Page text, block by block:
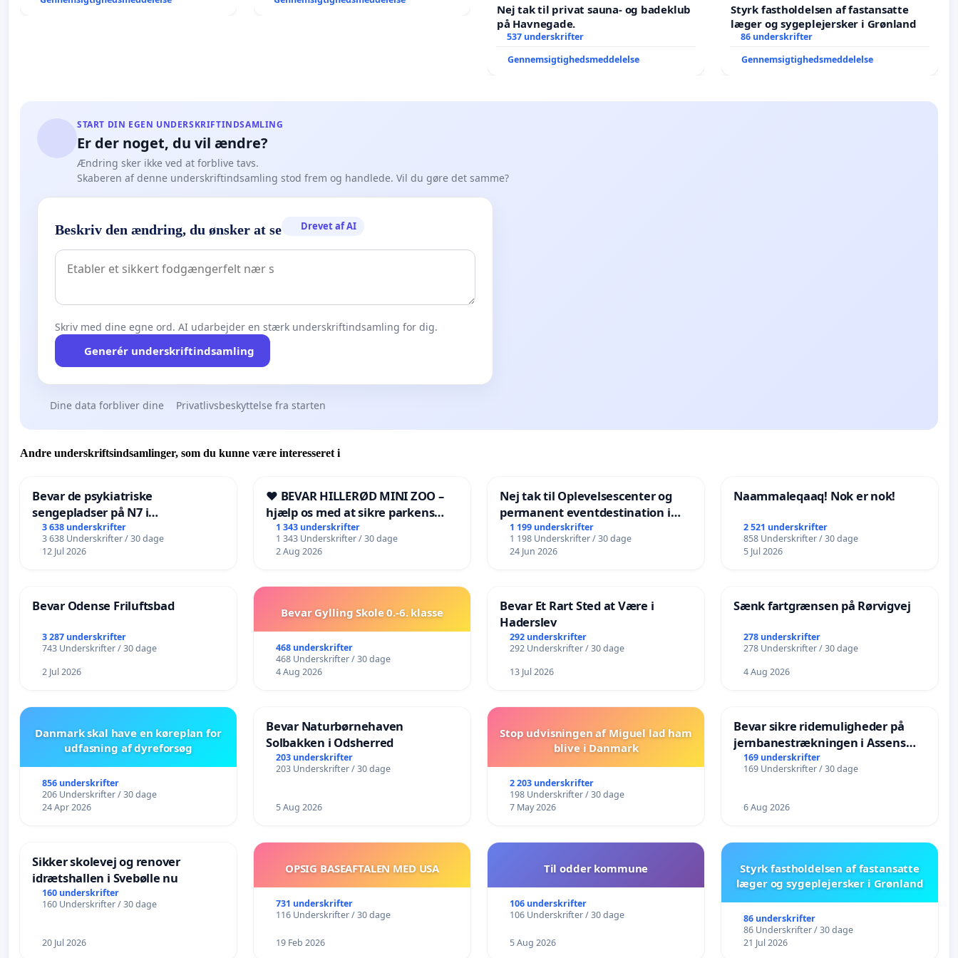
Nej tak til privat sauna- og badeklub
på Havnegade.
537 underskrifter
Gennemsigtighedsmeddelelse
Styrk fastholdelsen af fastansatte
læger og sygeplejersker i Grønland
86 underskrifter
Gennemsigtighedsmeddelelse
START DIN EGEN UNDERSKRIFTINDSAMLING
Er der noget, du vil ændre?
Ændring sker ikke ved at forblive tavs.
Skaberen af denne underskriftindsamling stod frem og handlede. Vil du gøre det samme?
Beskriv den ændring, du ønsker at se Drevet af AI
Skriv med dine egne ord. AI udarbejder en stærk underskriftindsamling for dig.
Generér underskriftindsamling
Dine data forbliver dine Privatlivsbeskyttelse fra starten
Andre underskriftsindsamlinger, som du kunne være interesseret i
Bevar de psykiatriske
sengepladser på N7 i
Frederikshavn
3 638 underskrifter
3 638 Underskrifter / 30 dage
12 Jul 2026
❤️ BEVAR HILLERØD MINI ZOO –
hjælp os med at sikre parkens
fremtid ❤️
1 343 underskrifter
1 343 Underskrifter / 30 dage
2 Aug 2026
Nej tak til Oplevelsescenter og
permanent eventdestination i
Vejby - Ja tak til et levende
lokalområde i balance
1 199 underskrifter
1 198 Underskrifter / 30 dage
24 Jun 2026
Naammaleqaaq! Nok er nok!
2 521 underskrifter
858 Underskrifter / 30 dage
5 Jul 2026
Bevar Odense Friluftsbad
3 287 underskrifter
743 Underskrifter / 30 dage
2 Jul 2026
Bevar Gylling Skole 0.-6. klasse
468 underskrifter
468 Underskrifter / 30 dage
4 Aug 2026
Bevar Et Rart Sted at Være i
Haderslev
292 underskrifter
292 Underskrifter / 30 dage
13 Jul 2026
Sænk fartgrænsen på Rørvigvej
278 underskrifter
278 Underskrifter / 30 dage
4 Aug 2026
Danmark skal have en køreplan for
udfasning af dyreforsøg
856 underskrifter
206 Underskrifter / 30 dage
24 Apr 2026
Bevar Naturbørnehaven
Solbakken i Odsherred
203 underskrifter
203 Underskrifter / 30 dage
5 Aug 2026
Stop udvisningen af Miguel lad ham
blive i Danmark
2 203 underskrifter
198 Underskrifter / 30 dage
7 May 2026
Bevar sikre ridemuligheder på
jernbanestrækningen i Assens
Kommune
169 underskrifter
169 Underskrifter / 30 dage
6 Aug 2026
Sikker skolevej og renover
idrætshallen i Svebølle nu
160 underskrifter
160 Underskrifter / 30 dage
20 Jul 2026
OPSIG BASEAFTALEN MED USA
731 underskrifter
116 Underskrifter / 30 dage
19 Feb 2026
Til odder kommune
106 underskrifter
106 Underskrifter / 30 dage
5 Aug 2026
Styrk fastholdelsen af fastansatte
læger og sygeplejersker i Grønland
86 underskrifter
86 Underskrifter / 30 dage
21 Jul 2026